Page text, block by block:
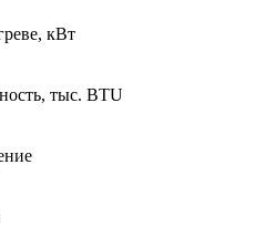
кВт
тыс. BTU